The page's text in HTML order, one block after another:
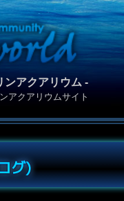
ンアクアリウム -
アクアリウムサイト
グ)